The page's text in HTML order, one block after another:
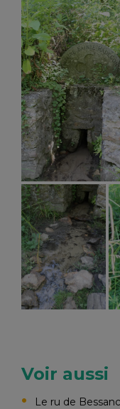
Voir aussi
Le ru de